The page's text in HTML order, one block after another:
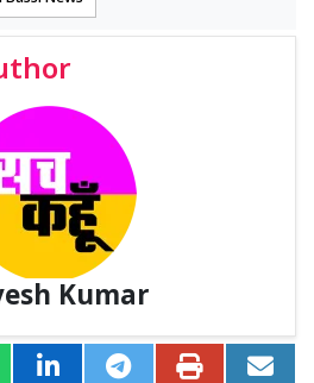
Kumar